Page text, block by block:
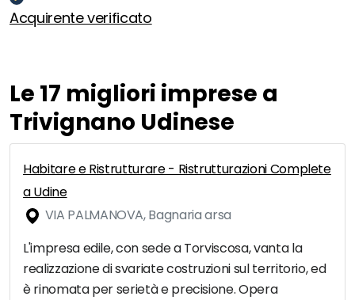
Acquirente verificato
Le 17 migliori imprese a
Trivignano Udinese
Habitare e Ristrutturare - Ristrutturazioni Complete
a Udine
VIA PALMANOVA, Bagnaria arsa
L'impresa edile, con sede a Torviscosa, vanta la
realizzazione di svariate costruzioni sul territorio, ed
è rinomata per serietà e precisione. Opera